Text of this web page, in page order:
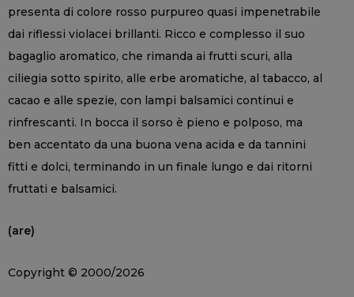
presenta di colore rosso purpureo quasi impenetrabile
dai riflessi violacei brillanti. Ricco e complesso il suo
bagaglio aromatico, che rimanda ai frutti scuri, alla
ciliegia sotto spirito, alle erbe aromatiche, al tabacco, al
cacao e alle spezie, con lampi balsamici continui e
rinfrescanti. In bocca il sorso è pieno e polposo, ma
ben accentato da una buona vena acida e da tannini
fitti e dolci, terminando in un finale lungo e dai ritorni
fruttati e balsamici.
(are)
Copyright © 2000/2026